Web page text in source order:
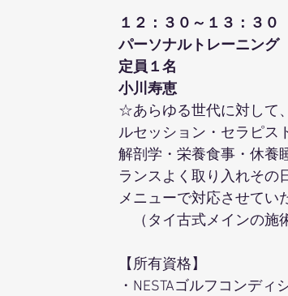
１２：３０～１３：３０
パーソナルトレーニング
定員１名
小川寿恵
☆あらゆる世代に対して
ルセッション・セラピス
解剖学・栄養食事・休養
ランスよく取り入れその
メニューで対応させてい
（タイ古式メインの施
【所有資格】
・NESTAゴルフコンデ